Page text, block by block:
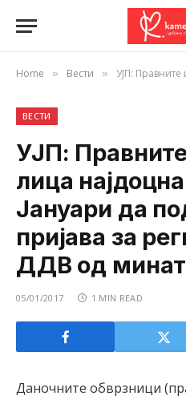
Home » Вести » УЈП: Правните и физичките лица
ВЕСТИ
УЈП:
лица
Јануари да
пријава за
ДДВ од
05/01/2017 1 MIN READ
Даночните обврзници